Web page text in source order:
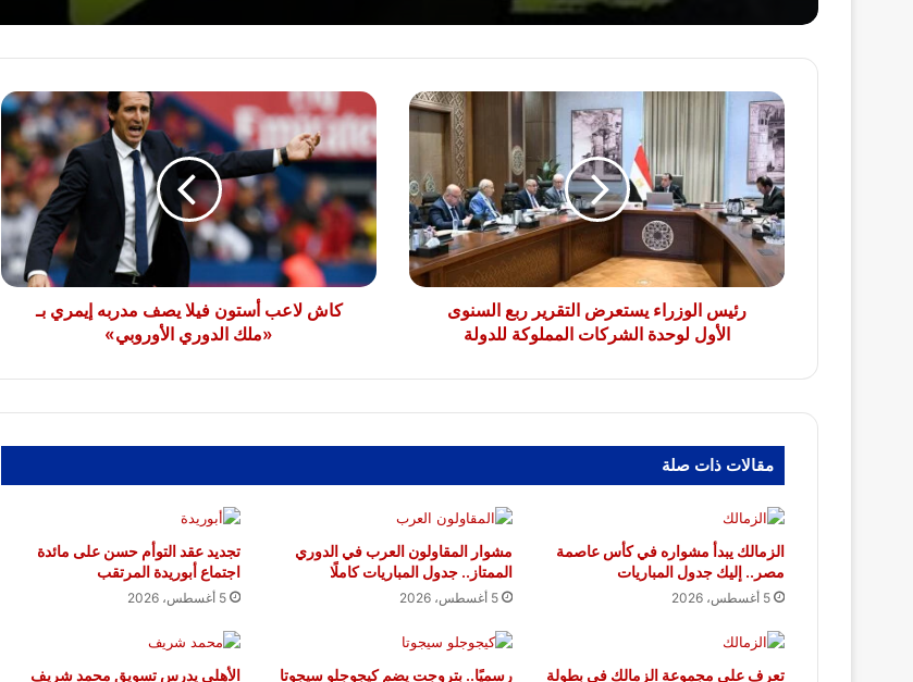
نهاية مشوار حافل.. الزمالك يودع محمد علاء
الأبيض يبدأ مرحلة جديدة.. باسم السبكي
يتولى القيادة الفنية لفريق اليد بالزمالك
مدير الكرة بالزمالك: لا توجد مباريات سهلة
والاتحاد من أقوى المنافسين
رئيس
الوزراء
يستعرض
التقرير
ربع
السنوى
الأول
لوحدة
الشركات
المملوكةرئيس الوزراء يستعرض التقرير ربع السنوى
الأول لوحدة الشركات المملوكة للدولة
كاش
لاعب
أستون
يصف
مدربه
إيمري
بـ
«ملك
الدوريكاش لاعب أستون فيلا يصف مدربه إيمري بـ
«ملك الدوري الأوروبي»
مقالات ذات صلة
الزمالك يبدأ مشواره في كأس عاصمة
مصر.. إليك جدول المباريات
5 أغسطس، 2026
مشوار المقاولون العرب في الدوري
الممتاز.. جدول المباريات كاملًا
5 أغسطس، 2026
تجديد عقد التوأم حسن على مائدة
اجتماع أبوريدة المرتقب
5 أغسطس، 2026
تعرف على مجموعة الزمالك في بطولة رسميًا.. بتروجت يضم كيجوجلو سيجوتا الأهلي يدرس تسويق محمد شريف